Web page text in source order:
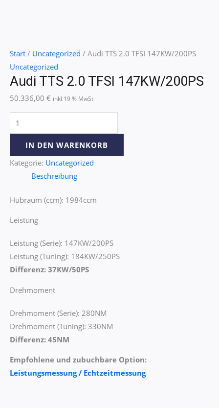
Start / Uncategorized / Audi TTS 2.0 TFSI 147KW/200PS
Uncategorized
Audi TTS 2.0 TFSI 147KW/200PS
50.336,00 € inkl 19 % MwSt
IN DEN WARENKORB
Kategorie: Uncategorized
Beschreibung
Hubraum (ccm): 1984ccm
Leistung
Leistung (Serie): 147KW/200PS
Leistung (Tuning): 184KW/250PS
Differenz: 37KW/50PS
Drehmoment
Drehmoment (Serie): 280NM
Drehmoment (Tuning): 330NM
Differenz: 45NM
Empfohlene und zubuchbare Option:
Leistungsmessung / Echtzeitmessung